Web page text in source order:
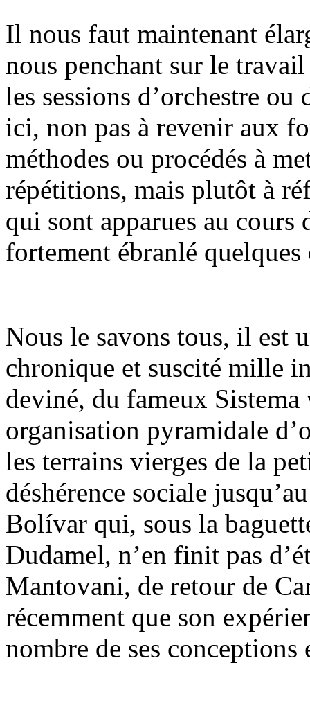
Il nous faut maintenant
nous penchant sur le
les sessions d’orchestre
ici, non pas à revenir aux
méthodes ou procédés à
répétitions, mais plutôt à
qui sont apparues au cours
fortement ébranlé quelques
Nous le savons tous, il est
chronique et suscité mille
deviné, du fameux Sistema
organisation pyramidale
les terrains vierges de la
déshérence sociale
Bolívar qui, sous la
Dudamel, n’en finit pas
Mantovani, de retour de
récemment que son
nombre de ses conceptions